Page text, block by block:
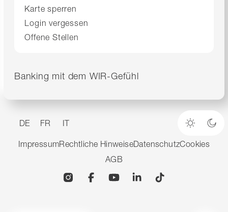
Karte sperren
Login vergessen
Offene Stellen
Banking mit dem WIR-Gefühl
DE FR IT
Heller
ImpressumRechtliche HinweiseDatenschutzCookies
AGB
InstagramFacebookYouTubeLinkedin